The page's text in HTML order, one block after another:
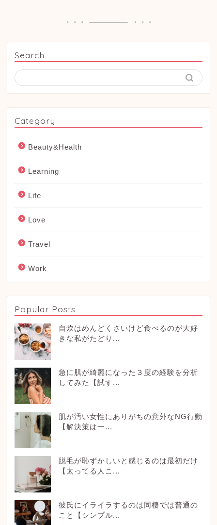
Search
Category
Beauty&Health
Learning
Life
Love
Travel
Work
Popular Posts
自炊はめんどくさいけど食べるのが大好
きな私がたどり...
急に肌が綺麗になった３度の経験を分析
してみた【試す...
肌が汚い女性にありがちの意外なNG行動
【解決策は一...
脱毛が恥ずかしいと感じるのは最初だけ
【太ってる人こ...
彼氏にイライラするのは同棲では普通の
こと【シンプル...